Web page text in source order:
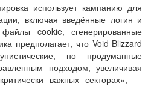
использует кампанию для
включая введённые логин и
cookie, сгенерированные
предполагает, что Void Blizzard
но продуманные
подходом, увеличивая
важных секторах», —